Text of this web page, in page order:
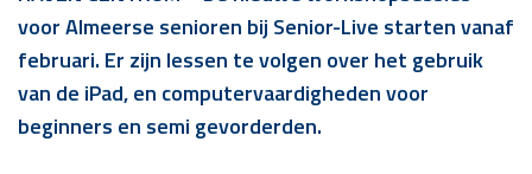
voor Almeerse senioren bij Senior-Live starten vanaf
februari. Er zijn lessen te volgen over het gebruik
van de iPad, en computervaardigheden voor
beginners en semi gevorderden.